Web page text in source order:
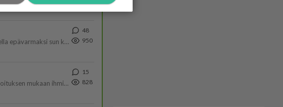
Olen säälittävä, mitä tulee sinun kohtaamiseen. Tunnen vaan itseni todella epävarmaksi sun kanssa. Jos minun olisi pitän
48
950
Poliisin mukaan nuori oli lähes täysi-ikäinen. Ennen iltakuutta tulleen ilmoituksen mukaan ihminen oli joutunut mahdoll
15
828